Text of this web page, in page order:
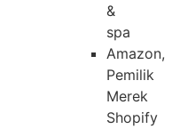
&
spa
Amazon,
Pemilik
Merek
Shopify